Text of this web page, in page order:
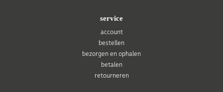
service
account
bestellen
bezorgen en ophalen
betalen
retourneren